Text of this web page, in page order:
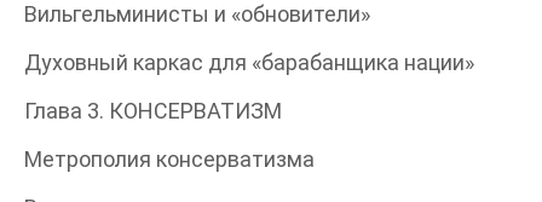
Вильгельминисты и «обновители»
Духовный каркас для «барабанщика нации»
Глава 3. КОНСЕРВАТИЗМ
Метрополия консерватизма